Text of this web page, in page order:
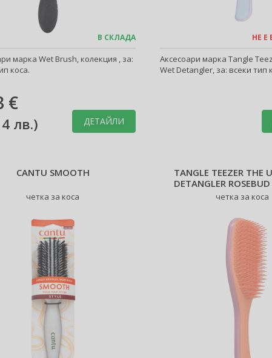
В СКЛАДА
марка Wet Brush, колекция , за:
коса.
€
лв.) ДЕТАЙЛИ
НЕ Е
Аксесоари марка Tangle
Wet Detangler, за: всеки тип
CANTU SMOOTH
четка за коса
TANGLE TEEZER THE
DETANGLER
четка за коса